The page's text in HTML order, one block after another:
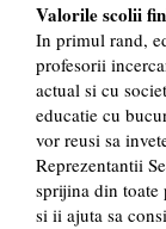
Valorile scolii
In primul rand,
profesorii
actual si cu
educatie cu
vor reusi sa
Reprezentantii
sprijina din toate
si ii ajuta sa